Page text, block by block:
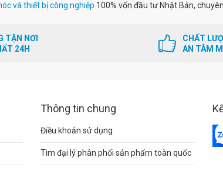
và thiết bị công nghiệp 100% vốn đầu tư Nhật Bản,
TẬN NƠI
24H
CHẤT
AN TÂM
Thông tin chung
Điều khoản sử dụng
Tìm đại lý phân phối sản phẩm toàn quốc